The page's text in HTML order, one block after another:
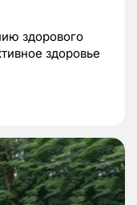
здорового
здоровье